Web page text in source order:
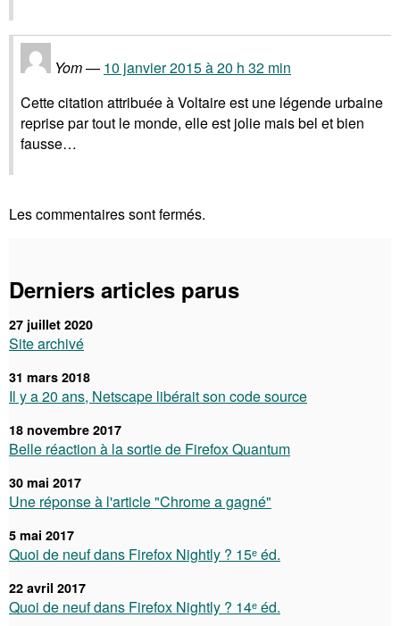
Yom
10 janvier 2015 à 20 h 32 min
Cette citation attribuée à Voltaire est une légende urbaine
reprise par tout le monde, elle est jolie mais bel et bien
fausse…
Les commentaires sont fermés.
Derniers articles parus
27 juillet 2020
Site archivé
31 mars 2018
Il y a 20 ans, Netscape libérait son code source
18 novembre 2017
Belle réaction à la sortie de Firefox Quantum
30 mai 2017
Une réponse à l'article "Chrome a gagné"
5 mai 2017
Quoi de neuf dans Firefox Nightly ? 15ᵉ éd.
22 avril 2017
Quoi de neuf dans Firefox Nightly ? 14ᵉ éd.